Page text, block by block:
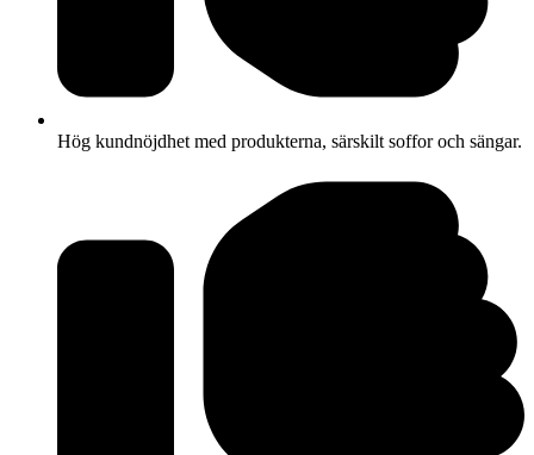
Hög kundnöjdhet med produkterna, särskilt soffor och sängar.